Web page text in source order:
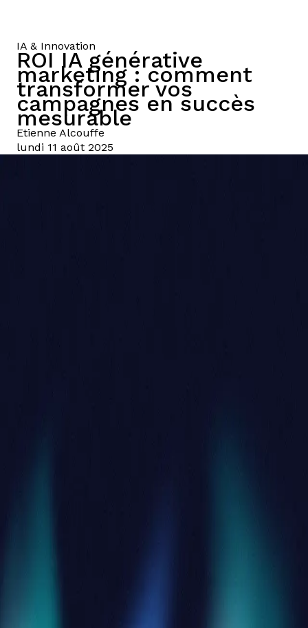
IA & Innovation
ROI IA générative
marketing : comment
transformer vos
campagnes en succès
mesurable
Etienne Alcouffe
lundi 11 août 2025